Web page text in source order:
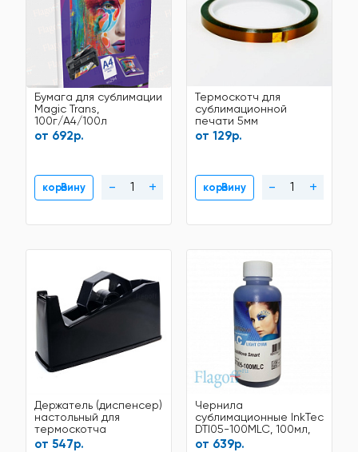
Бумага для сублимации
Magic Trans,
100г/A4/100л
от 692р.
В корзину - +
Термоскотч для
сублимационной
печати 5мм
от 129р.
В корзину - +
Держатель (диспенсер)
настольный для
термоскотча
от 547р.
Чернила
сублимационные InkTec
DTI05-100MLC, 100мл,
Light Cyan
от 639р.